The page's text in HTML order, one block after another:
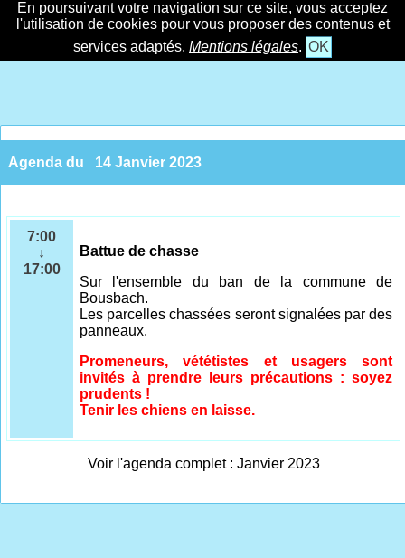
En poursuivant votre navigation sur ce site, vous acceptez
l'utilisation de cookies pour vous proposer des contenus et
services adaptés. Mentions légales. OK
Agenda du 14 Janvier 2023
7:00
↓
17:00
Battue de chasse
Sur l'ensemble
du ban de la commune de
Bousbach.
Les parcelles chassées seront signalées par des
panneaux.
Promeneurs, vététistes et usagers sont
invités à prendre leurs précautions : soyez
prudents !
Tenir les chiens en laisse.
Voir l'agenda complet : Janvier 2023